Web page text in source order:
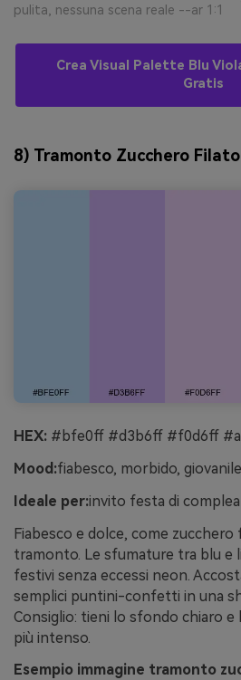
pulita, nessuna scena reale --ar 1:1
Crea Visual Palette Blu
Gratis
8) Tramonto Zucchero Filato
HEX: #bfe0ff #d3b6ff #f0d6ff
Mood:fiabesco, morbido, giovanile
Ideale per:invito festa di
Fiabesco e dolce, come zucchero
tramonto. Le sfumature tra blu e
festivi senza eccessi neon.
semplici puntini-confetti in una
Consiglio: tieni lo sfondo chiaro e
più intenso.
Esempio immagine tramonto